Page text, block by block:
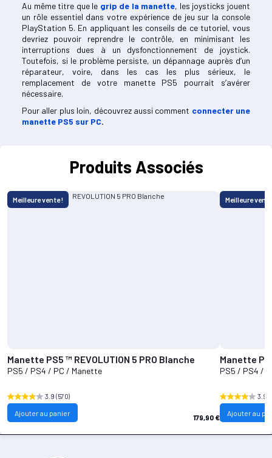
Au même titre que le grip de la manette, les joysticks jouent
un rôle essentiel dans votre expérience de jeu sur la console
PlayStation 5. En appliquant les conseils de ce tutoriel, vous
devriez pouvoir reprendre le contrôle, en minimisant les
interruptions dues à un dysfonctionnement de joystick.
Toutefois, si le problème persiste, un dépannage auprès d’un
réparateur, voire, dans les cas les plus sérieux, le
remplacement de votre manette PS5 pourrait s’avérer
nécessaire.
Pour aller plus loin, découvrez aussi comment connecter une
manette PS5 sur PC.
Produits Associés
Meilleure vente !
Manette PS5 ™ REVOLUTION 5 PRO Blanche
PS5 / PS4 / PC / Manette
3.9 (570)
179,90 €
Ajouter au panier
Meilleure
PS5 / PS4 /
3.9
Ajouter au